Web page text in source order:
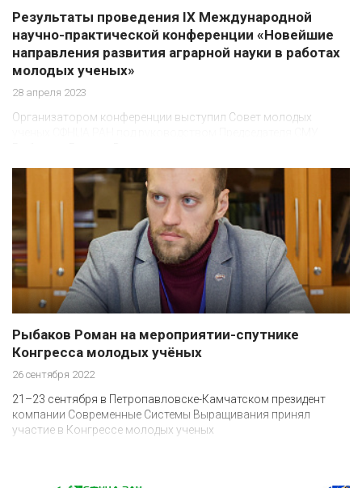
Результаты проведения IX Международной
научно-практической конференции «Новейшие
направления развития аграрной науки в работах
молодых ученых»
28 апреля 2023
Организатором конференции выступил Совет молодых
Рыбаков Роман на мероприятии-спутнике
Конгресса молодых учёных
26 сентября 2022
21–23 сентября в Петропавловске-Камчатском президент
компании Современные Системы Выращивания принял
участие в Конгрессе молодых ученых